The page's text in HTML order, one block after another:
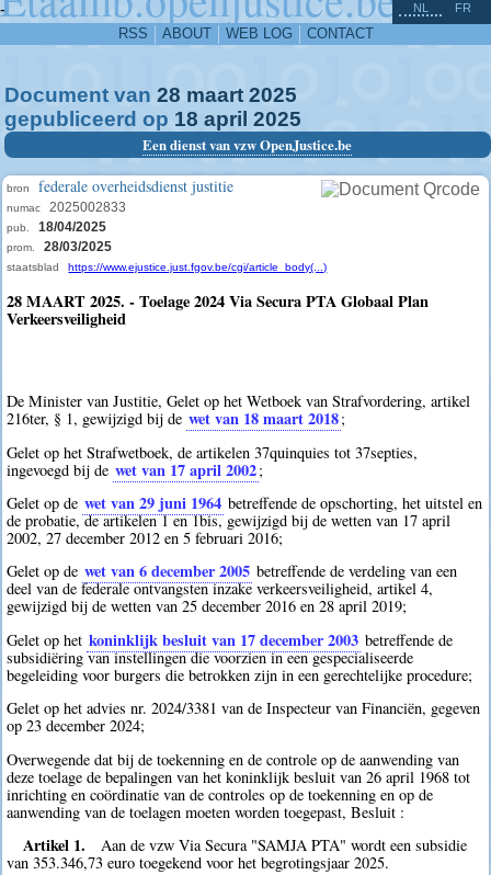
-
RSS ABOUT WEB LOG CONTACT
NL FR
Document van 28 maart 2025
gepubliceerd op 18 april 2025
Een dienst van vzw OpenJustice.be
bron federale overheidsdienst justitie
numac 2025002833
pub. 18/04/2025
prom. 28/03/2025
staatsblad https://www.ejustice.just.fgov.be/cgi/article_body(...)
28 MAART 2025. - Toelage 2024 Via Secura PTA Globaal Plan
Verkeersveiligheid
De Minister van Justitie, Gelet op het Wetboek van Strafvordering, artikel
216ter, § 1, gewijzigd bij de wet van 18 maart 2018;
Gelet op het Strafwetboek, de artikelen 37quinquies tot 37septies,
ingevoegd bij de wet van 17 april 2002;
Gelet op de wet van 29 juni 1964 betreffende de opschorting, het uitstel en
de probatie, de artikelen 1 en 1bis, gewijzigd bij de wetten van 17 april
2002, 27 december 2012 en 5 februari 2016;
Gelet op de wet van 6 december 2005 betreffende de verdeling van een
deel van de federale ontvangsten inzake verkeersveiligheid, artikel 4,
gewijzigd bij de wetten van 25 december 2016 en 28 april 2019;
Gelet op het koninklijk besluit van 17 december 2003 betreffende de
subsidiëring van instellingen die voorzien in een gespecialiseerde
begeleiding voor burgers die betrokken zijn in een gerechtelijke procedure;
Gelet op het advies nr. 2024/3381 van de Inspecteur van Financiën, gegeven
op 23 december 2024;
Overwegende dat bij de toekenning en de controle op de aanwending van
deze toelage de bepalingen van het koninklijk besluit van 26 april 1968 tot
inrichting en coördinatie van de controles op de toekenning en op de
aanwending van de toelagen moeten worden toegepast, Besluit :
Artikel 1.
Aan de vzw Via Secura "SAMJA PTA" wordt een subsidie
van 353.346,73 euro toegekend voor het begrotingsjaar 2025.
^